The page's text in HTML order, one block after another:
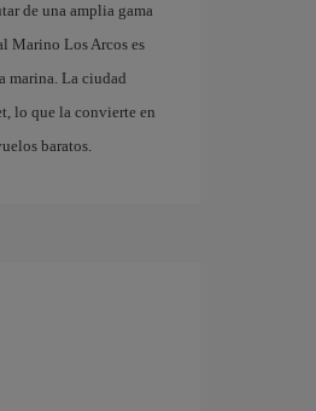
de una amplia gama
Marino Los Arcos es
marina. La ciudad
lo que la convierte en
baratos.